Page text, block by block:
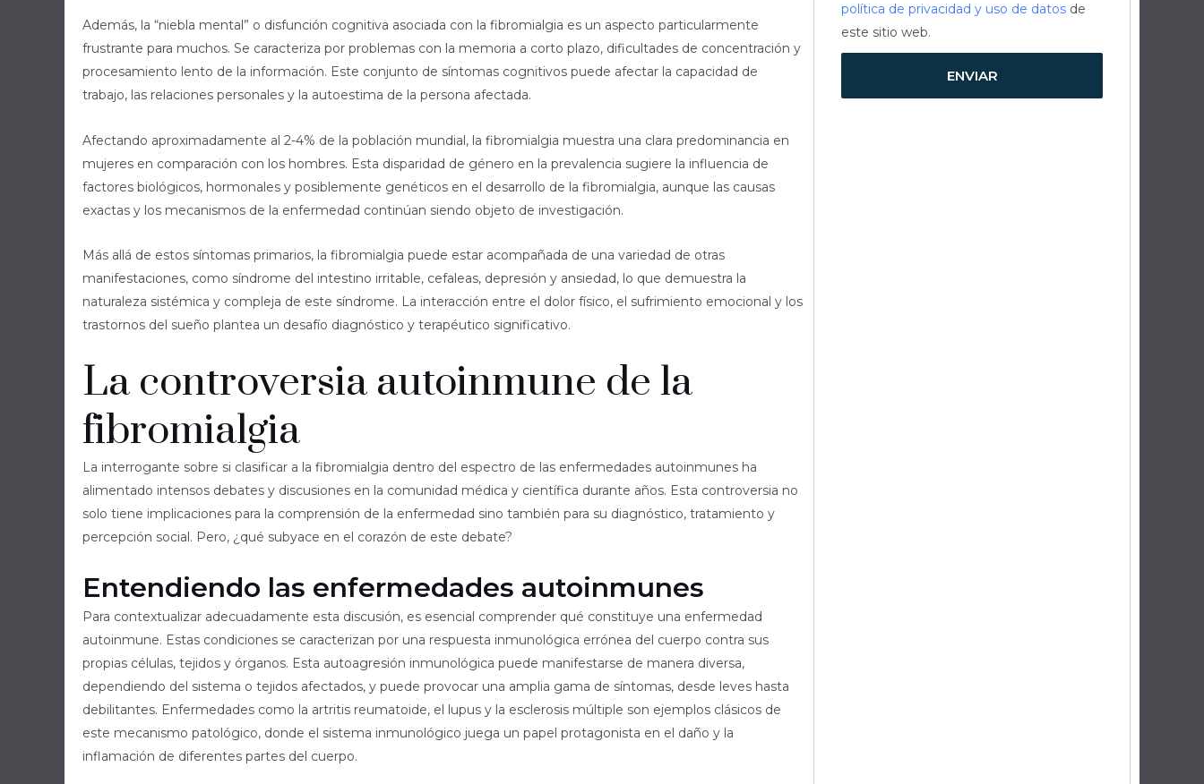
Además, la “niebla mental” o disfunción cognitiva asociada con la fibromialgia es un aspecto particularmente
frustrante para muchos. Se caracteriza por problemas con la memoria a corto plazo, dificultades de concentración y
procesamiento lento de la información. Este conjunto de síntomas cognitivos puede afectar la capacidad de
trabajo, las relaciones personales y la autoestima de la persona afectada.
Afectando aproximadamente al 2-4% de la población mundial, la fibromialgia muestra una clara predominancia en
mujeres en comparación con los hombres. Esta disparidad de género en la prevalencia sugiere la influencia de
factores biológicos, hormonales y posiblemente genéticos en el desarrollo de la fibromialgia, aunque las causas
exactas y los mecanismos de la enfermedad continúan siendo objeto de investigación.
Más allá de estos síntomas primarios, la fibromialgia puede estar acompañada de una variedad de otras
manifestaciones, como síndrome del intestino irritable, cefaleas, depresión y ansiedad, lo que demuestra la
naturaleza sistémica y compleja de este síndrome. La interacción entre el dolor físico, el sufrimiento emocional y los
trastornos del sueño plantea un desafío diagnóstico y terapéutico significativo.
La controversia autoinmune de la
fibromialgia
La interrogante sobre si clasificar a la fibromialgia dentro del espectro de las enfermedades autoinmunes ha
alimentado intensos debates y discusiones en la comunidad médica y científica durante años. Esta controversia no
solo tiene implicaciones para la comprensión de la enfermedad sino también para su diagnóstico, tratamiento y
percepción social. Pero, ¿qué subyace en el corazón de este debate?
Entendiendo las enfermedades autoinmunes
Para contextualizar adecuadamente esta discusión, es esencial comprender qué constituye una enfermedad
autoinmune. Estas condiciones se caracterizan por una respuesta inmunológica errónea del cuerpo contra sus
propias células, tejidos y órganos. Esta autoagresión inmunológica puede manifestarse de manera diversa,
dependiendo del sistema o tejidos afectados, y puede provocar una amplia gama de síntomas, desde leves hasta
debilitantes. Enfermedades como la artritis reumatoide, el lupus y la esclerosis múltiple son ejemplos clásicos de
este mecanismo patológico, donde el sistema inmunológico juega un papel protagonista en el daño y la
inflamación de diferentes partes del cuerpo.
política de privacidad y uso de datos de
este sitio web.
ENVIAR